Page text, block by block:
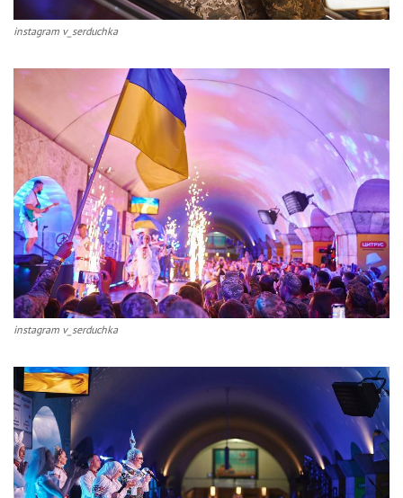
instagram v_serduchka
instagram v_serduchka